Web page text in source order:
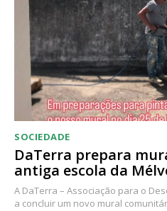
Acesso aos
assinantes
Ofertas para
Escolha
SOCIEDADE
DaTerra prepara
antiga escola da
A DaTerra – Associação para o
a concluir um novo mural